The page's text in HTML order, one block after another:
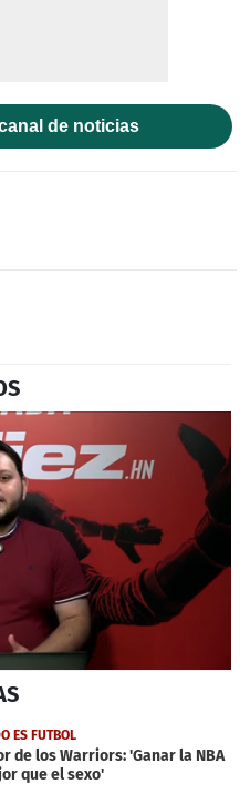
de noticias
ES FUTBOL
de los Warriors: 'Ganar la NBA
que el sexo'